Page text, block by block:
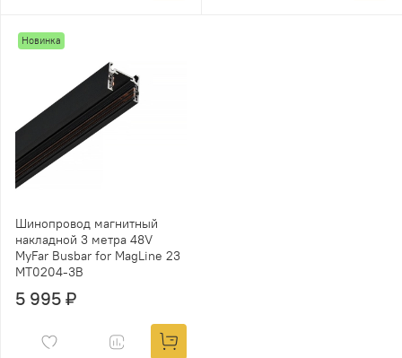
Новинка
Шинопровод магнитный
накладной 3 метра 48V
MyFar Busbar for MagLine 23
MT0204-3B
5 995 ₽